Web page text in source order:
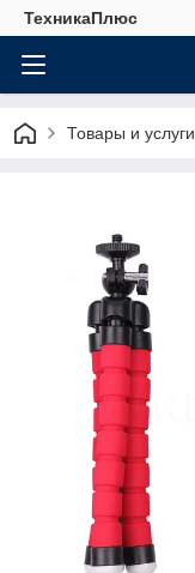
ТехникаПлюс
Товары и услуги